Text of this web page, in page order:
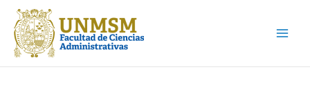
contenido